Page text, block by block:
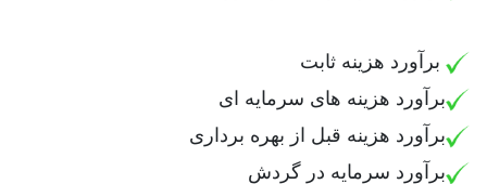
برآورد هزینه ثابت
برآورد هزینه های سرمایه ای
برآورد هزینه قبل از بهره برداری
برآورد سرمایه در گردش